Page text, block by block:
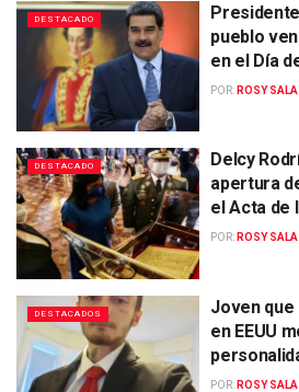
DESTACADO
pueblo
en el Día
POR: ROSY
DESTACADO
Delcy
apertura
el Acta de
POR: ROSY
DESTACADOS
Joven que
en EEUU
POR: ROSY